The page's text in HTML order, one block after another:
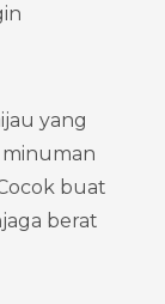
yang
minuman
buat
berat